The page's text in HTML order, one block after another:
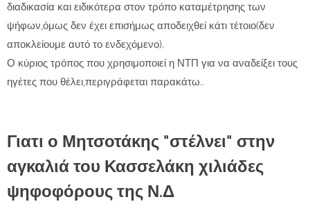
διαδικασία και ειδικότερα στον τρόπο καταμέτρησης των
ψήφων,όμως δεν έχει επισήμως αποδειχθεί κάτι τέτοιο(δεν
αποκλείουμε αυτό το ενδεχόμενο).
Ο κύριος τρόπος που χρησιμοποιεί η ΝΤΠ για να αναδείξει τους
ηγέτες που θέλει,περιγράφεται παρακάτω..
Γιατι ο Μητσοτάκης "στέλνει" στην
αγκαλιά του Κασσελάκη χιλιάδες
ψηφοφόρους της Ν.Δ